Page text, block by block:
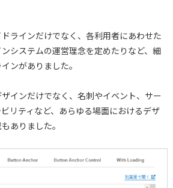
ラインだけでなく、各利用者にあわせた
システムの運営理念を定めたりなど、細
ンがありました。
インだけでなく、名刺やイベント、サー
リティなど、あらゆる場面におけるデザ
ありました。